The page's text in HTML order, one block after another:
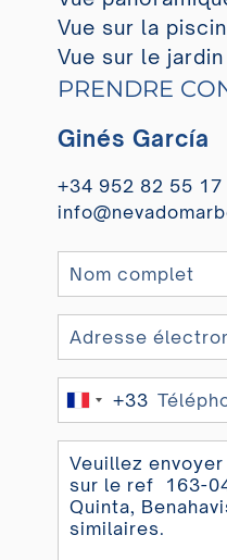
Vue sur la
Vue sur le jardin
PRENDRE
Ginés García
+34 952 82 55 17
France
+33